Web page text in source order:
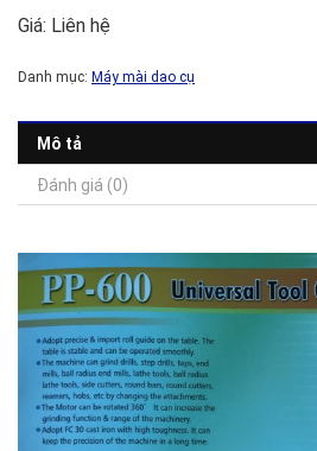
Giá: Liên hệ
Danh mục: Máy mài dao cụ
Mô tả
Đánh giá (0)